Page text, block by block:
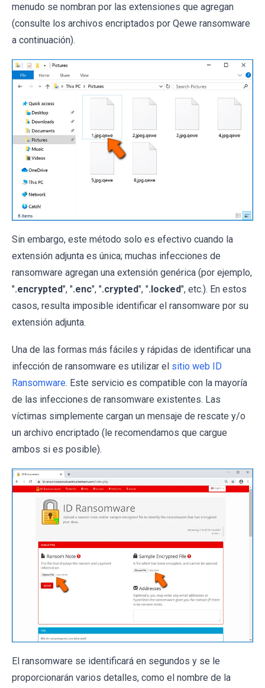
menudo se nombran por las extensiones que agregan
(consulte los archivos encriptados por Qewe ransomware
a continuación).
Sin embargo, este método solo es efectivo cuando la
extensión adjunta es única; muchas infecciones de
ransomware agregan una extensión genérica (por ejemplo,
".encrypted", ".enc", ".crypted", ".locked", etc.). En estos
casos, resulta imposible identificar el ransomware por su
extensión adjunta.
Una de las formas más fáciles y rápidas de identificar una
infección de ransomware es utilizar el sitio web ID
Ransomware. Este servicio es compatible con la mayoría
de las infecciones de ransomware existentes. Las
víctimas simplemente cargan un mensaje de rescate y/o
un archivo encriptado (le recomendamos que cargue
ambos si es posible).
El ransomware se identificará en segundos y se le
proporcionarán varios detalles, como el nombre de la